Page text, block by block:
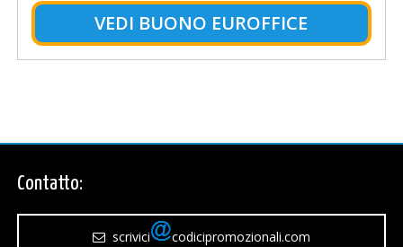
VEDI BUONO EUROFFICE
Contatto:
scrivici
codicipromozionali.com